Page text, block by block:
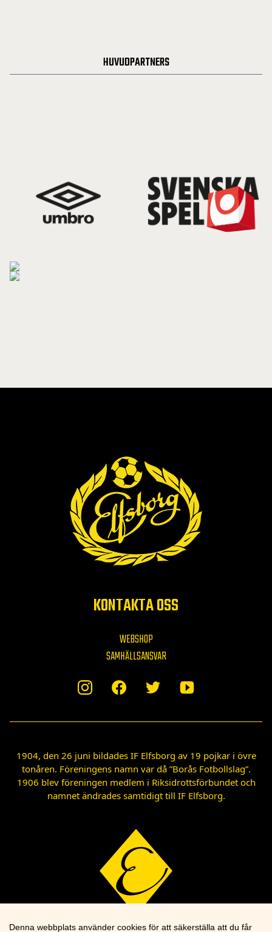
HUVUDPARTNERS
KONTAKTA OSS
WEBSHOP
SAMHÄLLSANSVAR
1904, den 26 juni bildades IF Elfsborg av 19 pojkar i övre
tonåren. Föreningens namn var då ”Borås Fotbollslag”.
1906 blev föreningen medlem i Riksidrottsförbundet och
namnet ändrades samtidigt till IF Elfsborg.
Denna webbplats använder cookies för att säkerställa att du får